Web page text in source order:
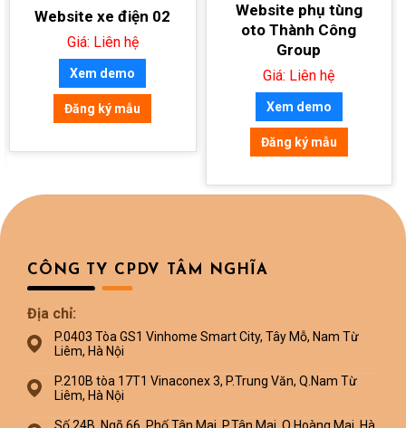
Website xe điện 02
Giá: Liên hệ
Xem demo
Đăng ký mẫu
Website phụ tùng
oto Thành Công
Group
Giá: Liên hệ
Xem demo
Đăng ký mẫu
CÔNG TY CPDV TÂM NGHĨA
Địa chỉ:
P.0403 Tòa GS1 Vinhome Smart City, Tây Mỗ, Nam Từ
Liêm, Hà Nội
P.210B tòa 17T1 Vinaconex 3, P.Trung Văn, Q.Nam Từ
Liêm, Hà Nội